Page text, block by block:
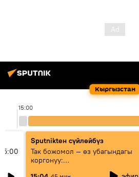
Кыргызстан
15:00
Sputnikteн сүйлөйбүз
Так божомол — өз убагындагы
коргонуу:
гидрометеорологиялык кызмат